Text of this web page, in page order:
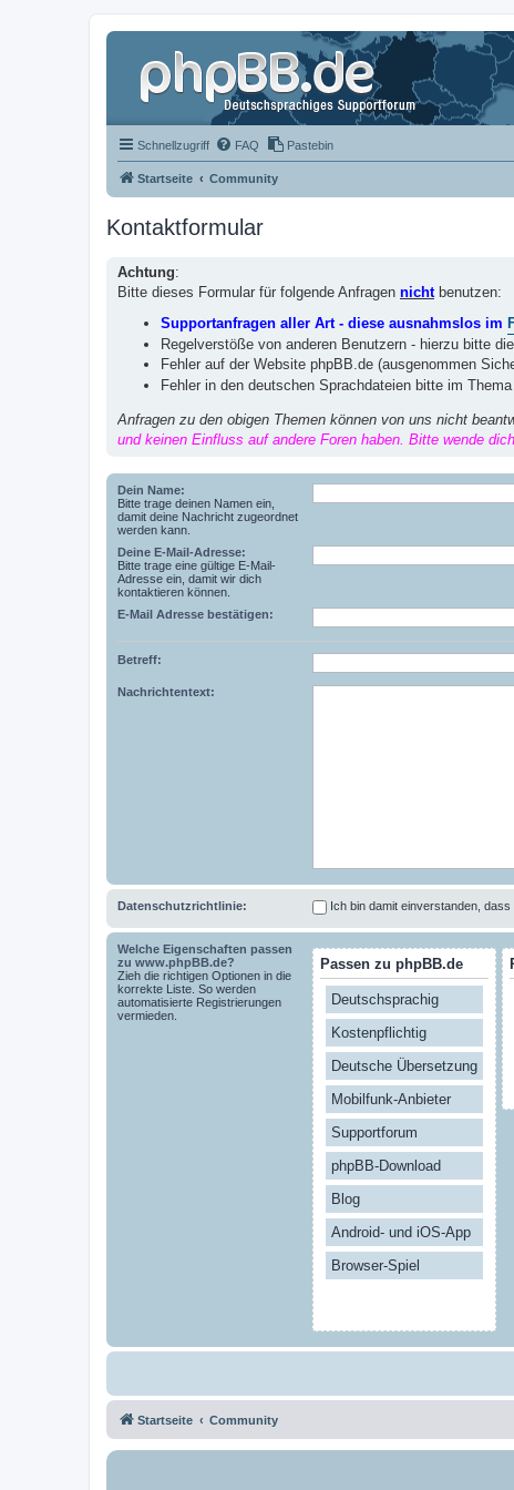
Schnellzugriff FAQ Pastebin
Startseite Community
Kontaktformular
Achtung:
Bitte dieses Formular für folgende Anfragen nichtbenutzen:
Supportanfragen aller Art - diese ausnahmslos im
Regelverstöße von anderen Benutzern - hierzu bitte
Fehler auf der Website phpBB.de (ausgenommen
Fehler in den deutschen Sprachdateien bitte im
Anfragen zu den obigen Themen können von uns nicht
und keinen Einfluss auf andere Foren haben. Bitte wende
Dein Name:
Bitte trage deinen Namen ein,
damit deine Nachricht zugeordnet
werden kann.
Deine E-Mail-Adresse:
Bitte trage eine gültige E-Mail-
Adresse ein, damit wir dich
kontaktieren können.
E-Mail Adresse bestätigen:
Betreff:
Nachrichtentext:
Datenschutzrichtlinie: Ich bin damit einverstanden,
Welche Eigenschaften passen
zu www.phpBB.de?
Zieh die richtigen Optionen in die
korrekte Liste. So werden
automatisierte Registrierungen
vermieden.
Passen zu phpBB.de
Deutschsprachig
Kostenpflichtig
Deutsche Übersetzung
Mobilfunk-Anbieter
Supportforum
phpBB-Download
Blog
Android- und iOS-App
Browser-Spiel
Startseite Community